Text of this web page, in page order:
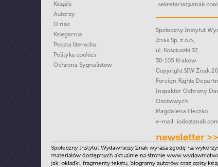
Książki
Autorzy
O nas
Księgarnia
Poczta literacka
Polityka cookies
Ochrona Sygnalistow
Społeczny Instytut
Znak Sp. z o.o.,
ul. Kościuszki 37,
30-105 Kraków
Copyright SIW Znak
Foreign Rights
Inspektor Ochrony
Osobowych
Magdalena Heczko
e-mail:
newsletter >>
Społeczny Instytut Wydawniczy Znak wyraża zgodę na
materiałów dostępnych aktualnie na stronie
jak: okładki, fragmenty tekstu, biogramy autorów oraz opisy